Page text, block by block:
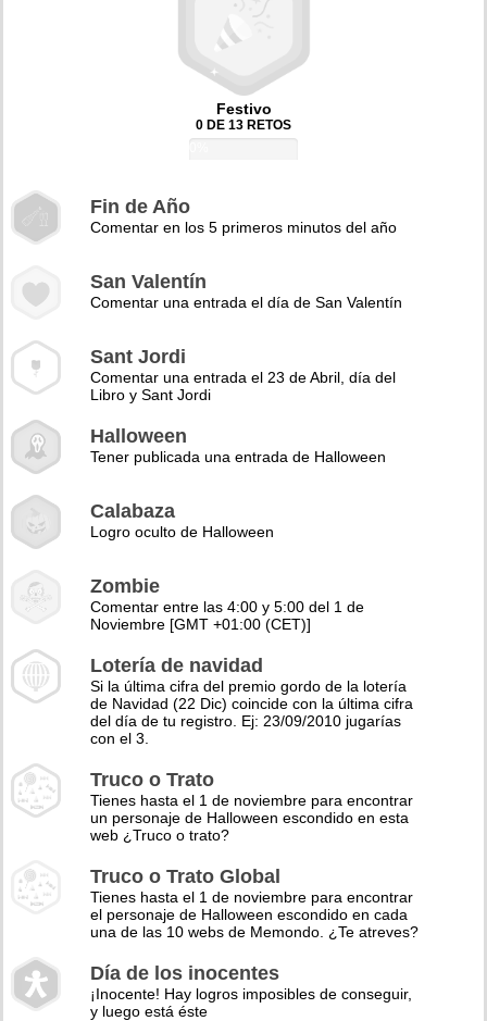
Festivo
0 DE 13 RETOS
Fin de Año
Comentar en los 5 primeros minutos del año
San Valentín
Comentar una entrada el día de San Valentín
Sant Jordi
Comentar una entrada el 23 de Abril, día del
Libro y Sant Jordi
Halloween
Tener publicada una entrada de Halloween
Calabaza
Logro oculto de Halloween
Zombie
Comentar entre las 4:00 y 5:00 del 1 de
Noviembre [GMT +01:00 (CET)]
Lotería de navidad
Si la última cifra del premio gordo de la lotería
de Navidad (22 Dic) coincide con la última cifra
del día de tu registro. Ej: 23/09/2010 jugarías
con el 3.
Truco o Trato
Tienes hasta el 1 de noviembre para encontrar
un personaje de Halloween escondido en esta
web ¿Truco o trato?
Truco o Trato Global
Tienes hasta el 1 de noviembre para encontrar
el personaje de Halloween escondido en cada
una de las 10 webs de Memondo. ¿Te atreves?
Día de los inocentes
¡Inocente! Hay logros imposibles de conseguir,
y luego está éste